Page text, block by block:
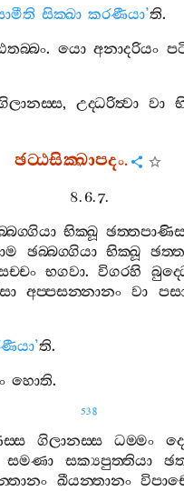
සික‍්ඛා කරණීයා’ති.
. යො අනාදරියං
,උද‍්ධරිත්‍වා වා
ඡට‍්ඨසික‍්ඛාපදං.
8. 6. 7.
භික‍්ඛූ
ඡබ‍්බග‍්ගියා භික‍්ඛූ
භගවා.විගරහි
අප‍්පසන‍්නානං වා
’ති.
හොති.
538
ගිලානස‍්ස ධම‍්මං
සමණා සක්‍යපුත‍්තියා
ඛීයන‍්තානං